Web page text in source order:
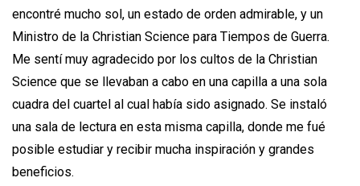
encontré mucho sol, un estado de orden admirable, y un
Ministro de la Christian Science para Tiempos de Guerra.
Me sentí muy agradecido por los cultos de la Christian
Science que se llevaban a cabo en una capilla a una sola
cuadra del cuartel al cual había sido asignado. Se instaló
una sala de lectura en esta misma capilla, donde me fué
posible estudiar y recibir mucha inspiración y grandes
beneficios.